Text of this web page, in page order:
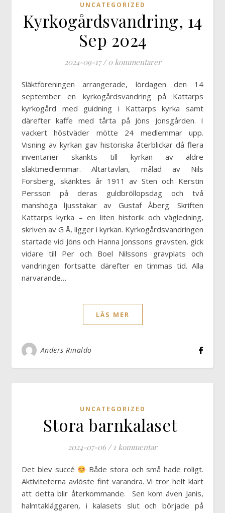
UNCATEGORIZED
Kyrkogårdsvandring, 14
Sep 2024
2024-09-17 / 0 kommentarer
Släktföreningen arrangerade, lördagen den 14
september en kyrkogårdsvandring på Kattarps
kyrkogård med guidning i Kattarps kyrka samt
därefter kaffe med tårta på Jöns Jonsgården. I
vackert höstväder mötte 24 medlemmar upp.
Visning av kyrkan gav historiska återblickar då flera
inventarier skänkts till kyrkan av äldre
släktmedlemmar. Altartavlan, målad av Nils
Forsberg, skänktes år 1911 av Sten och Kerstin
Persson på deras guldbröllopsdag och två
manshöga ljusstakar av Gustaf Åberg. Skriften
Kattarps kyrka – en liten historik och vägledning,
skriven av G Å, ligger i kyrkan. Kyrkogårdsvandringen
startade vid Jöns och Hanna Jonssons gravsten, gick
vidare till Per och Boel Nilssons gravplats och
vandringen fortsatte därefter en timmas tid. Alla
närvarande…
LÄS MER
Anders Rinaldo
UNCATEGORIZED
Stora barnkalaset
2024-07-06 / 1 kommentar
Det blev succé
Både stora och små hade roligt.
Aktiviteterna avlöste fint varandra. Vi tror helt klart
att detta blir återkommande. Sen kom även Janis,
halmtakläggaren, i kalasets slut och började på